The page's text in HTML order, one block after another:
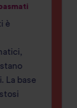
è
La base